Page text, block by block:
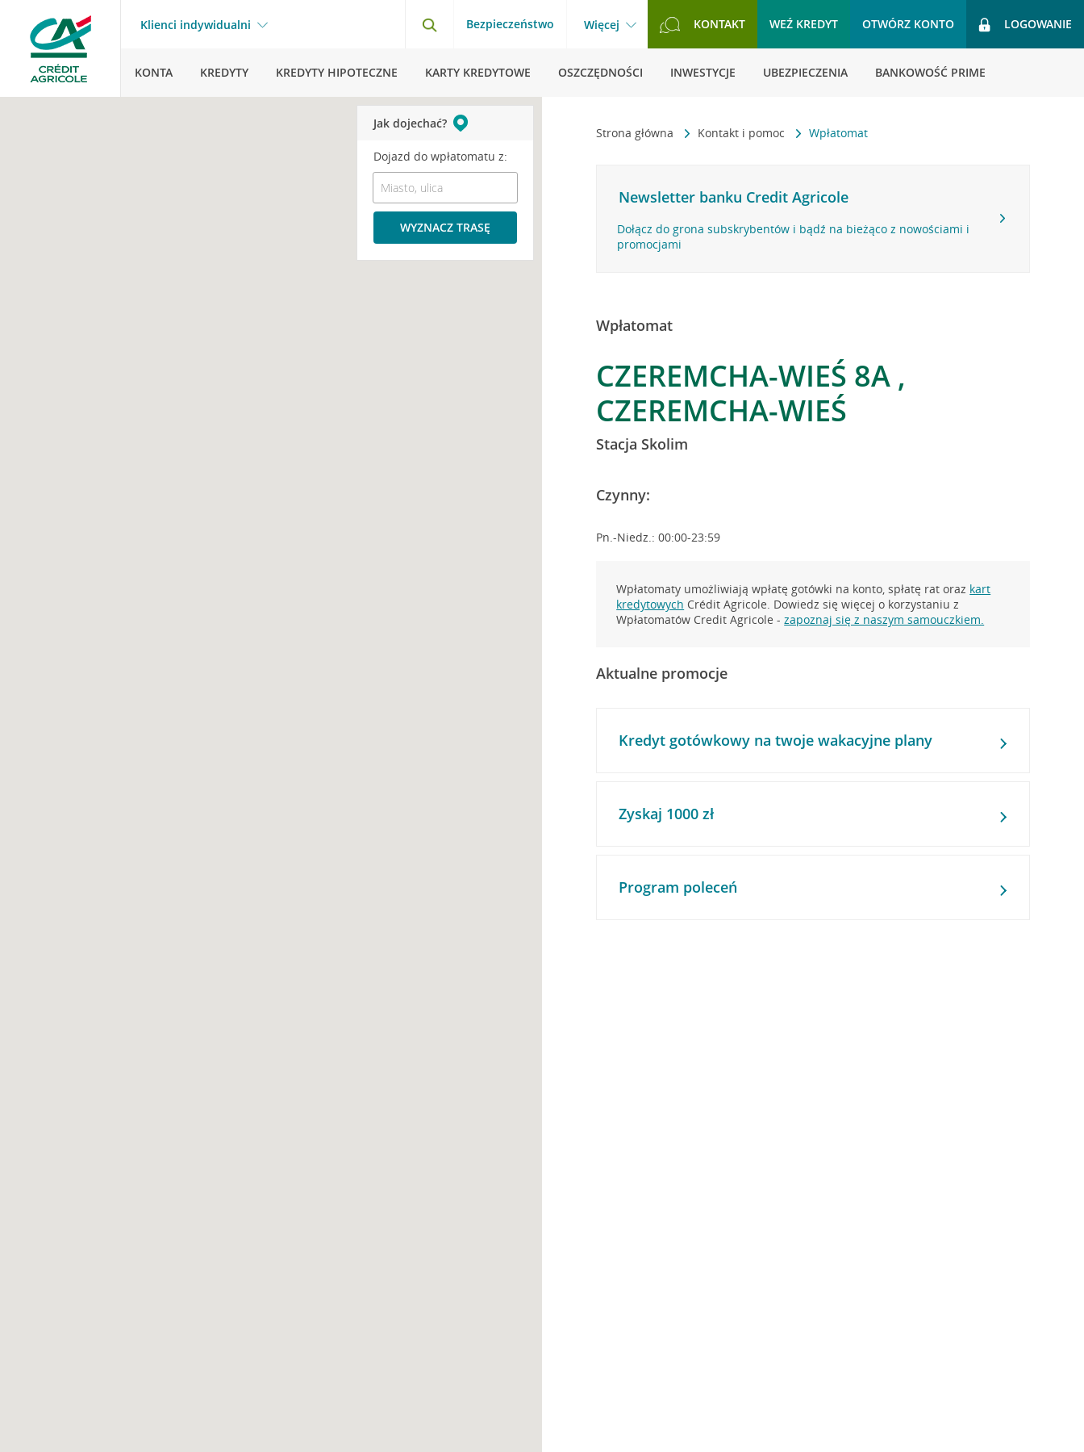
Klienci indywidualni Bezpieczeństwo Więcej KONTAKT WEŹ KREDYT OTWÓRZ KONTO LOGOWANIE
KONTA KREDYTY KREDYTY HIPOTECZNE KARTY KREDYTOWE OSZCZĘDNOŚCI INWESTYCJE UBEZPIECZENIA BANKOWOŚĆ PRIME
Strona główna Kontakt i pomoc Wpłatomat
Newsletter banku Credit Agricole
Dołącz do grona subskrybentów i bądź na bieżąco z nowościami i
promocjami
Wpłatomat
CZEREMCHA-WIEŚ 8A ,
CZEREMCHA-WIEŚ
Stacja Skolim
Czynny:
Pn.-Niedz.: 00:00-23:59
Wpłatomaty umożliwiają wpłatę gotówki na konto, spłatę rat oraz kart
kredytowych Crédit Agricole. Dowiedz się więcej o korzystaniu z
Wpłatomatów Credit Agricole -zapoznaj się z naszym samouczkiem.
Aktualne promocje
Kredyt gotówkowy na twoje wakacyjne plany
Zyskaj 1000 zł
Program poleceń
Jak dojechać?
Dojazd do wpłatomatu z:
WYZNACZ TRASĘ